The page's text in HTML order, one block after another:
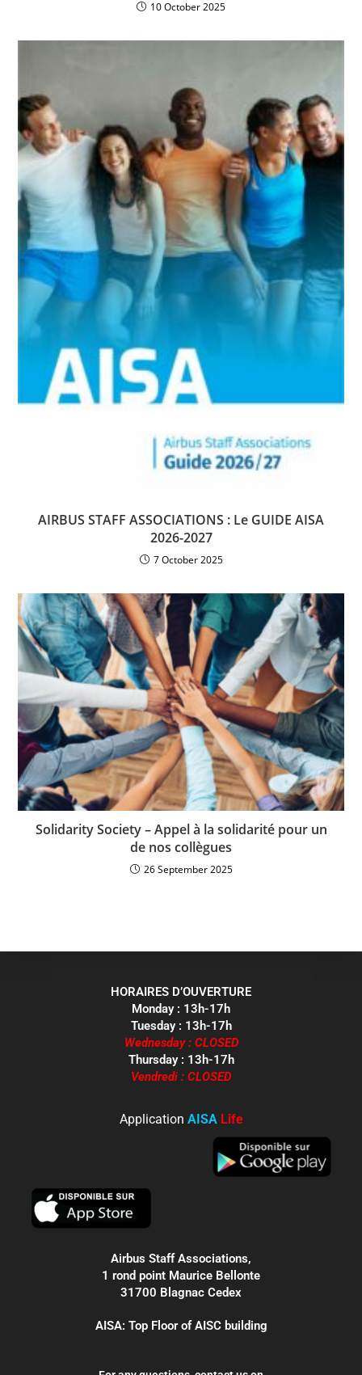
10 October 2025
AIRBUS STAFF ASSOCIATIONS : Le GUIDE AISA
2026-2027
7 October 2025
Solidarity Society – Appel à la solidarité pour un
de nos collègues
26 September 2025
HORAIRES D’OUVERTURE
Monday : 13h-17h
Tuesday : 13h-17h
Wednesday : CLOSED
Thursday : 13h-17h
Vendredi : CLOSED
Application AISA Life
Airbus Staff Associations,
1 rond point Maurice Bellonte
31700 Blagnac Cedex
AISA: Top Floor of AISC building